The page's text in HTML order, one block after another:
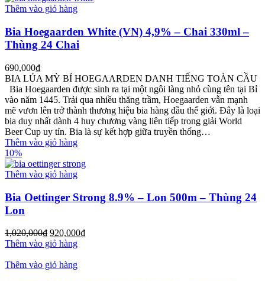
Thêm vào giỏ hàng
Bia Hoegaarden White (VN) 4,9% – Chai 330ml –
Thùng 24 Chai
690,000₫
BIA LÚA MỲ BỈ HOEGAARDEN DANH TIẾNG TOÀN CẦU
Bia Hoegaarden được sinh ra tại một ngôi làng nhỏ cùng tên tại Bỉ
vào năm 1445. Trải qua nhiều thăng trầm, Hoegaarden vẫn mạnh
mẽ vươn lên trở thành thương hiệu bia hàng đầu thế giới. Đây là loại
bia duy nhất dành 4 huy chương vàng liên tiếp trong giải World
Beer Cup uy tín. Bia là sự kết hợp giữa truyền thống…
Thêm vào giỏ hàng
10%
Thêm vào giỏ hàng
Bia Oettinger Strong 8.9% – Lon 500m – Thùng 24
Lon
1,020,000₫ 920,000₫
Thêm vào giỏ hàng
Thêm vào giỏ hàng